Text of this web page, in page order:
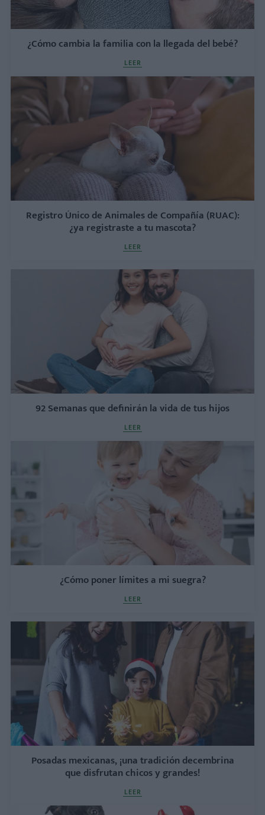
¿Cómo cambia la familia con la llegada del bebé?
LEER
Registro Único de Animales de Compañía (RUAC):
¿ya registraste a tu mascota?
LEER
92 Semanas que definirán la vida de tus hijos
LEER
¿Cómo poner límites a mi suegra?
LEER
Posadas mexicanas, ¡una tradición decembrina
que disfrutan chicos y grandes!
LEER